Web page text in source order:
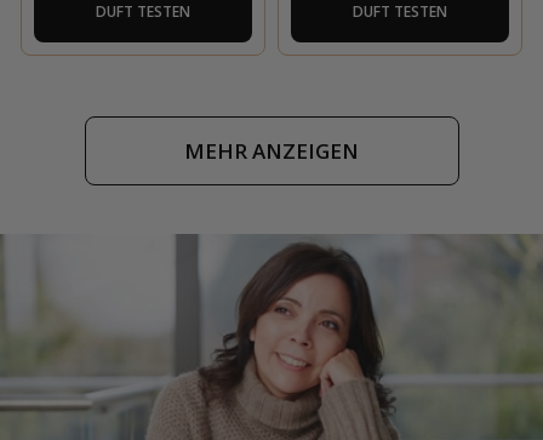
DUFT TESTEN DUFT TESTEN
MEHR ANZEIGEN